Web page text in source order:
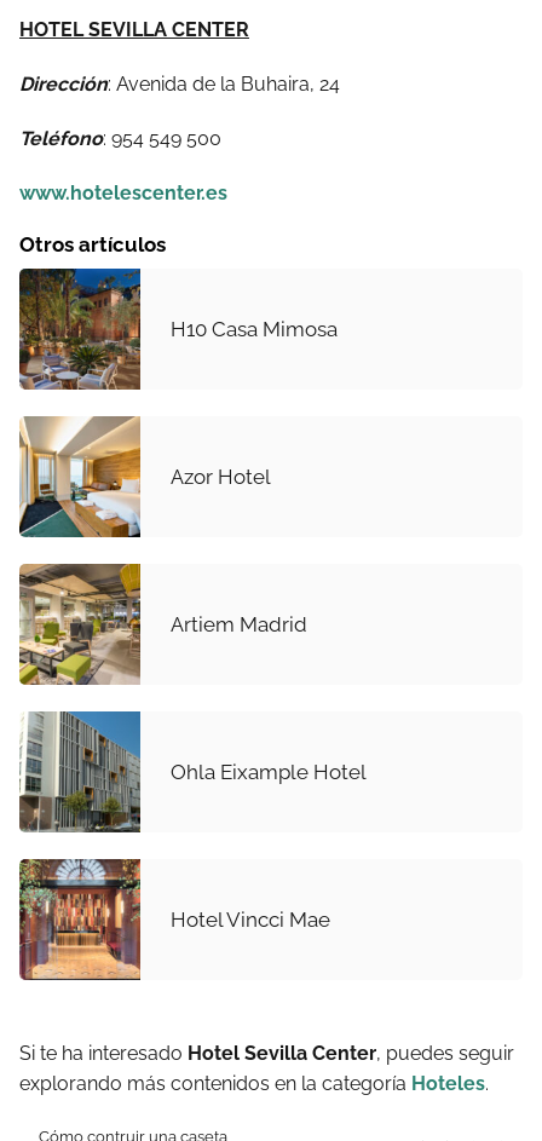
HOTEL SEVILLA CENTER
Dirección: Avenida de la Buhaira, 24
Teléfono: 954 549 500
www.hotelescenter.es
Otros artículos
H10 Casa Mimosa
Azor Hotel
Artiem Madrid
Ohla Eixample Hotel
Hotel Vincci Mae
Si te ha interesado Hotel Sevilla Center, puedes seguir
explorando más contenidos en la categoría Hoteles.
Cómo contruir una caseta